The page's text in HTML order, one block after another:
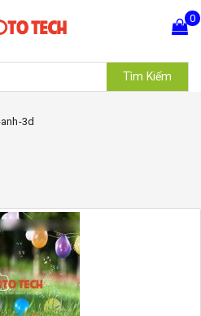
Tìm Kiếm
0
3d